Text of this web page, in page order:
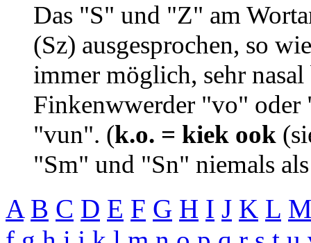
Das "S" und "Z" am
(Sz) ausgesprochen, so
immer möglich, sehr
Finkenwwerder "vo"
"vun". (k.o. = kiek ook
"Sm" und "Sn" niemals
A B C D E F G H I J K L